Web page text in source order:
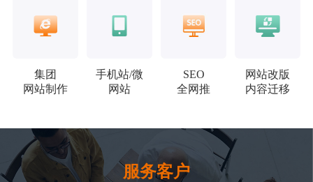
集团
网站制作
手机站/微
网站
SEO
全网推
网站改版
内容迁移
服务客户